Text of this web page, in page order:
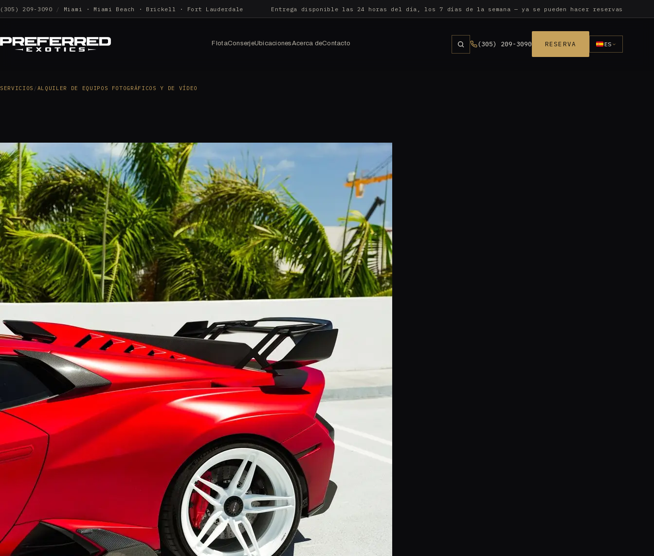
(305) 209-3090 / Miami · Miami Beach · Brickell · Fort Lauderdale Entrega disponible las 24 horas del día, los 7 días de la semana — ya se pueden hacer reservas
FlotaConserjeUbicacionesAcerca deContacto (305) 209-3090 RESERVA ES
SERVICIOS /ALQUILER DE EQUIPOS FOTOGRÁFICOS Y DE VÍDEO